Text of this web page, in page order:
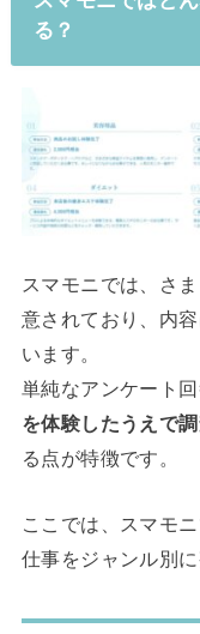
る？
スマモニでは、さ
意されており、内
います。
単純なアンケート
を体験したうえで
る点が特徴です。
ここでは、スマモ
仕事をジャンル別